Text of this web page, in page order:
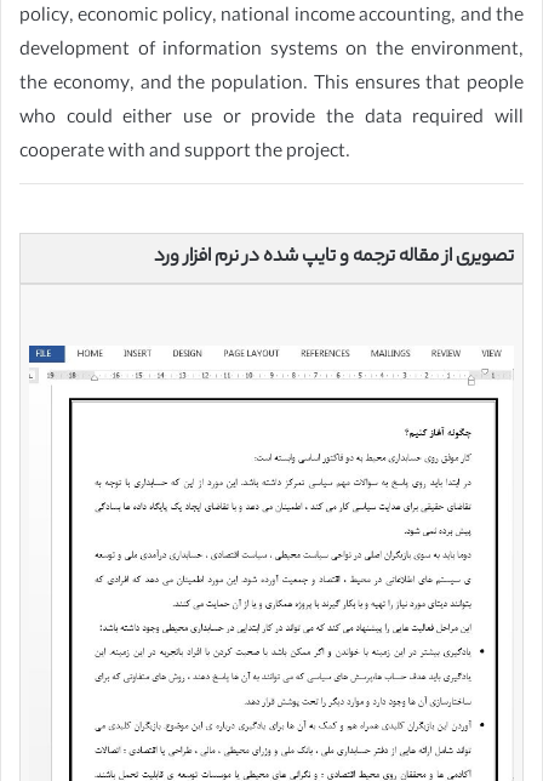
policy, economic policy, national income accounting, and the
development of information systems on the environment,
the economy, and the population. This ensures that people
who could either use or provide the data required will
cooperate with and support the project.
تصویری از مقاله ترجمه و تایپ شده در نرم افزار ورد